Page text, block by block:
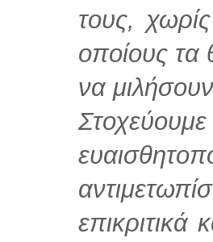
τους,
οποίους τα
να